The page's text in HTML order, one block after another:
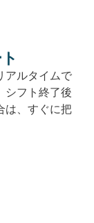
アルタイムで
シフト終了後
は、すぐに把